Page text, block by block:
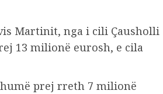
Martinit, nga i cili Çausholli
13 milionë eurosh, e cila
prej rreth 7 milionë